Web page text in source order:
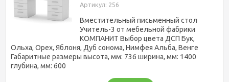
Артикул: 256
Вместительный письменный стол
Учитель-3 от мебельной фабрики
КОМПАНИТ Выбор цвета ДСП Бук,
Ольха, Орех, Яблоня, Дуб сонома, Нимфея Альба, Венге
Габаритные размеры высота, мм: 736 ширина, мм: 1400
глубина, мм: 600